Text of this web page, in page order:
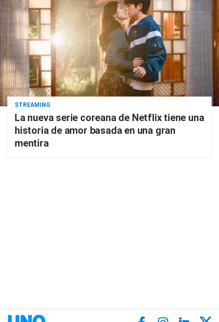
STREAMING
La nueva serie coreana de Netflix tiene una
historia de amor basada en una gran
mentira